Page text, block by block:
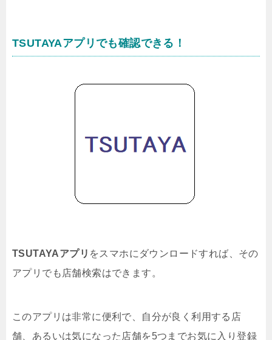
TSUTAYAアプリでも確認できる！
TSUTAYAアプリ をスマホにダウンロードすれば、その
アプリでも店舗検索はできます。
このアプリは非常に便利で、自分が良く利用する店
舗、あるいは気になった店舗を5つまでお気に入り登録